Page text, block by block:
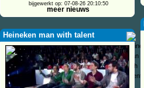
bijgewerkt op: 07-08-26 20:10:50
meer nieuws
Heineken man with talent